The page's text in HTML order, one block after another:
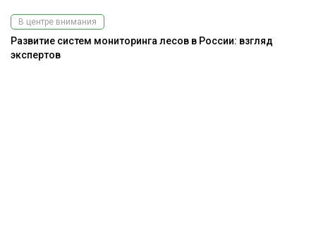
В центре внимания
Развитие систем мониторинга лесов в России: взгляд
экспертов